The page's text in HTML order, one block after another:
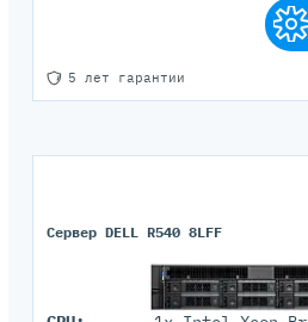
5 лет гарантии
Сервер DELL R540 8LFF